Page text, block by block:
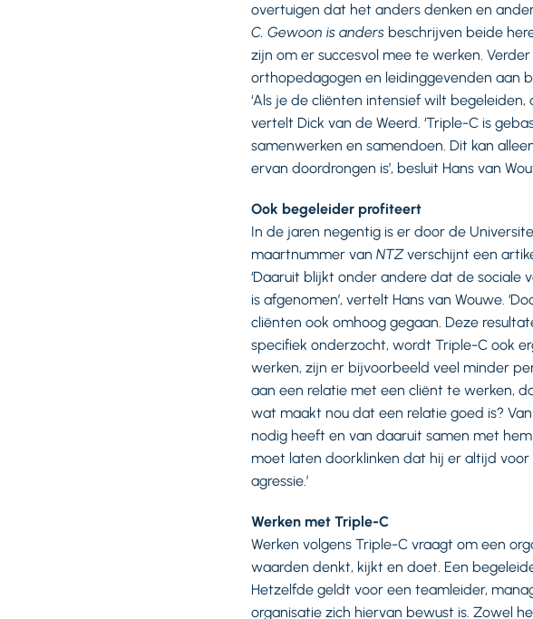
overtuigen dat het anders denken en
C. Gewoon is andersbeschrijven beide
zijn om er succesvol mee te werken.
orthopedagogen en leidinggevenden aan
‘Als je de cliënten intensief wilt
vertelt Dick van de Weerd. ‘Triple-C is
samenwerken en samendoen. Dit kan
ervan doordrongen is’, besluit Hans van
Ook begeleider profiteert
In de jaren negentig is er door de
maartnummer van NTZverschijnt een
‘Daaruit blijkt onder andere dat de
is afgenomen’, vertelt Hans van Wouwe.
cliënten ook omhoog gegaan. Deze
specifiek onderzocht, wordt Triple-C ook
werken, zijn er bijvoorbeeld veel minder
aan een relatie met een cliënt te werken,
wat maakt nou dat een relatie goed is?
nodig heeft en van daaruit samen met hem
moet laten doorklinken dat hij er altijd voor
agressie.’
Werken met Triple-C
Werken volgens Triple-C vraagt om een
waarden denkt, kijkt en doet. Een
Hetzelfde geldt voor een teamleider,
organisatie zich hiervan bewust is. Zowel